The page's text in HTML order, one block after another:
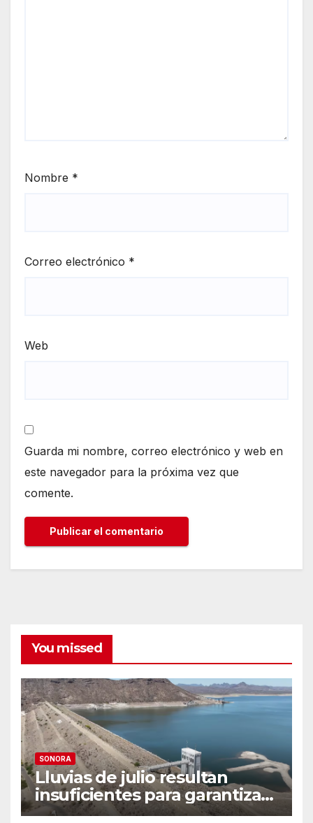
Nombre *
Correo electrónico *
Web
Guarda mi nombre, correo electrónico y web en
este navegador para la próxima vez que
comente.
You missed
SONORA
Lluvias de julio resultan
insuficientes para garantizar
el ciclo agrícola en el Valle